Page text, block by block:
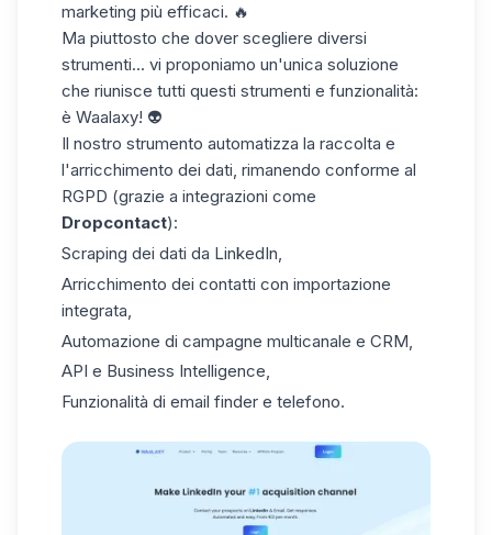
marketing più efficaci. 🔥
Ma piuttosto che dover scegliere diversi
strumenti... vi proponiamo un'unica soluzione
che riunisce tutti questi strumenti e funzionalità:
è Waalaxy! 👽
Il nostro strumento automatizza la raccolta e
l'arricchimento dei dati, rimanendo conforme al
RGPD (grazie a integrazioni come
Dropcontact):
Scraping dei dati da LinkedIn,
Arricchimento dei contatti con importazione
integrata,
Automazione di campagne multicanale e CRM,
API e Business Intelligence,
Funzionalità di email finder e telefono.